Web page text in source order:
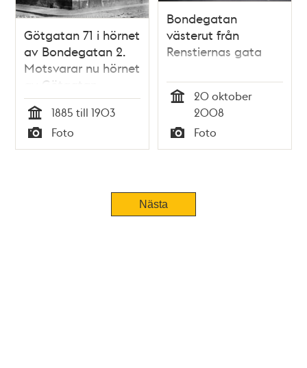
Götgatan 71 i hörnet
av Bondegatan 2.
Motsvarar nu hörnet
av Götgatan,
Bondegatan och
Katarina Bangata
Tid
1885 till 1903
Typ
Foto
Bondegatan
västerut från
Renstiernas gata
20 oktober
2008
Typ
Foto
Nästa